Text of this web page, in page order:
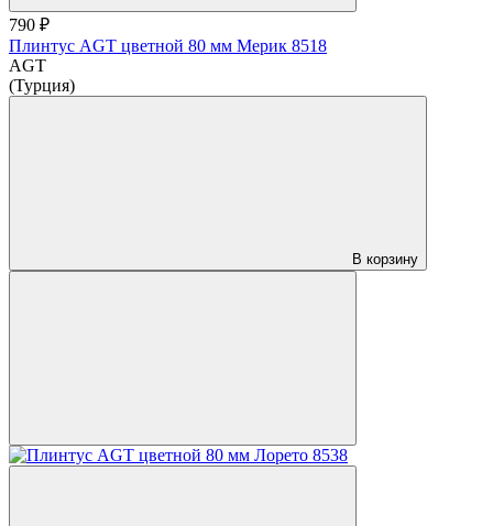
790 ₽
Плинтус AGT цветной 80 мм Мерик 8518
AGT
(Турция)
В корзину